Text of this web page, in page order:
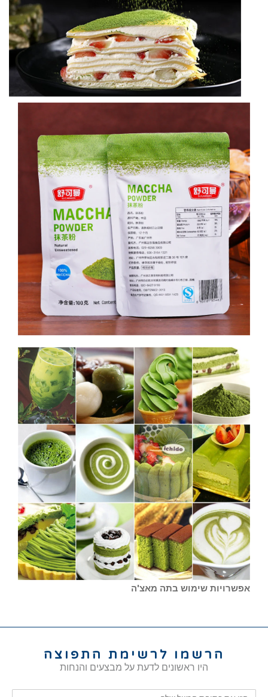
אפשרויות שימוש בתה מאצ'ה
הרשמו לרשימת התפוצה
היו ראשונים לדעת על מבצעים והנחות